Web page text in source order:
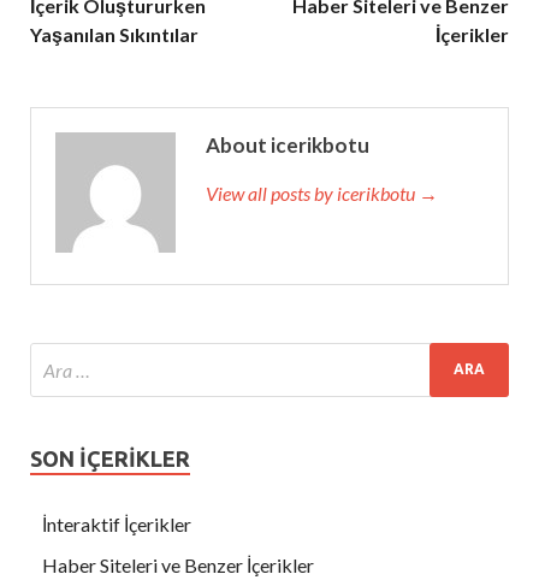
İçerik Oluştururken
Yaşanılan Sıkıntılar
Haber Siteleri ve Benzer
İçerikler
About icerikbotu
View all posts by icerikbotu →
SON İÇERİKLER
İnteraktif İçerikler
Haber Siteleri ve Benzer İçerikler